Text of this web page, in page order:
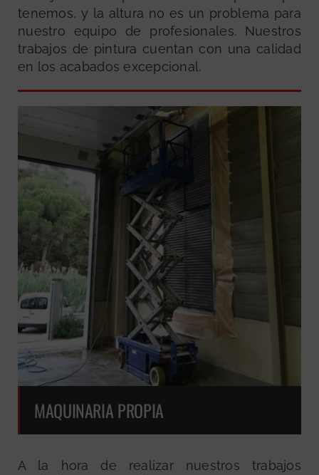
tenemos, y la altura no es un problema para
nuestro equipo de profesionales. Nuestros
trabajos de pintura cuentan con una calidad
en los acabados excepcional.
MAQUINARIA PROPIA
A la hora de realizar nuestros trabajos